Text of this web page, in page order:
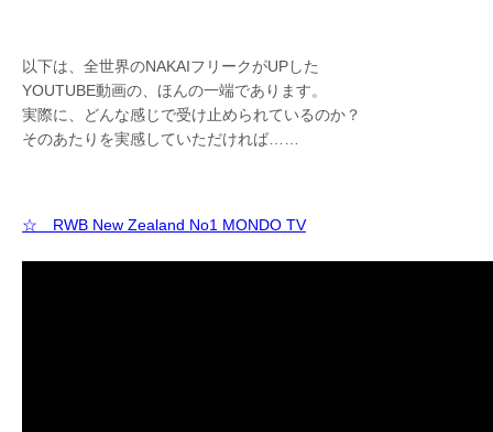
以下は、全世界のNAKAIフリークがUPした
YOUTUBE動画の、ほんの一端であります。
実際に、どんな感じで受け止められているのか？
そのあたりを実感していただければ……
☆ RWB New Zealand No1 MONDO TV